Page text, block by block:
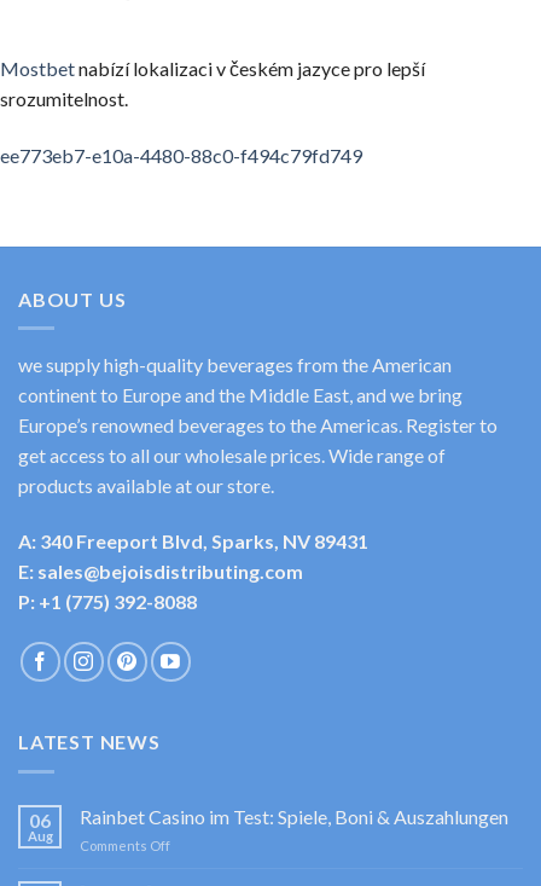
Mostbetnabízí lokalizaci v českém jazyce pro lepší
srozumitelnost.
spinempire online casino
valor bet app
ee773eb7-e10a-4480-88c0-f494c79fd749
利用規約・ボーナス条件を読まない
ABOUT US
we supply high-quality beverages from the American
continent to Europe and the Middle East, and we bring
Europe’s renowned beverages to the Americas. Register to
get access to all our wholesale prices. Wide range of
products available at our store.
A: 340 Freeport Blvd, Sparks, NV 89431
E: sales@bejoisdistributing.com
P: +1 (775) 392-8088
LATEST NEWS
06
Aug
Rainbet Casino im Test: Spiele, Boni & Auszahlungen
Comments Offon